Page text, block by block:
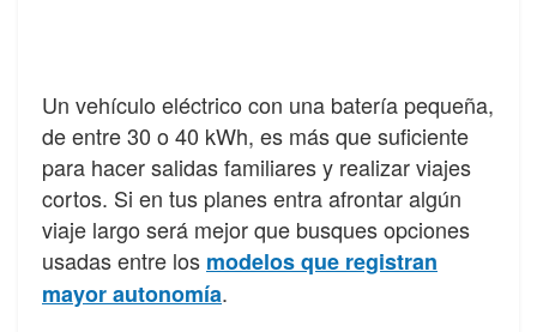
Un vehículo eléctrico con una batería pequeña,
de entre 30 o 40 kWh, es más que suficiente
para hacer salidas familiares y realizar viajes
cortos. Si en tus planes entra afrontar algún
viaje largo será mejor que busques opciones
usadas entre los modelos que registran
mayor autonomía.